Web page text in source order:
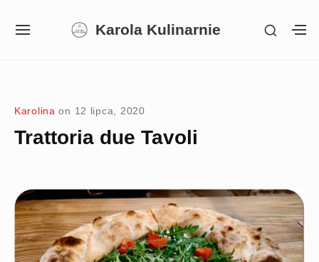
Karola Kulinarnie
SITE
SHOW
Karolina on 12 lipca, 2020
Trattoria due Tavoli